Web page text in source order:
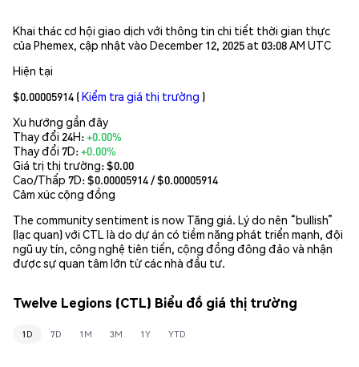
Khai thác cơ hội giao dịch với thông tin chi tiết thời gian thực
của Phemex, cập nhật vào December 12, 2025 at 03:08 AM UTC
Hiện tại
$0.00005914 (Kiểm tra giá thị trường )
Xu hướng gần đây
Thay đổi 24H:+0.00%
Thay đổi 7D:+0.00%
Giá trị thị trường:$0.00
Cao/Thấp 7D: $0.00005914/ $0.00005914
Cảm xúc cộng đồng
The community sentiment is now Tăng giá. Lý do nên “bullish”
(lạc quan) với CTL là do dự án có tiềm năng phát triển mạnh, đội
ngũ uy tín, công nghệ tiên tiến, cộng đồng đông đảo và nhận
được sự quan tâm lớn từ các nhà đầu tư.
Twelve Legions (CTL) Biểu đồ giá thị trường
1D 7D 1M 3M 1Y YTD